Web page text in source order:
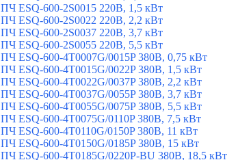
ПЧ ESQ-600-2S0015 220В, 1,5 кВт
ПЧ ESQ-600-2S0022 220В, 2,2 кВт
ПЧ ESQ-600-2S0037 220В, 3,7 кВт
ПЧ ESQ-600-2S0055 220В, 5,5 кВт
ПЧ ESQ-600-4T0007G/0015P 380В, 0,75 кВт
ПЧ ESQ-600-4T0015G/0022P 380В, 1,5 кВт
ПЧ ESQ-600-4T0022G/0037P 380В, 2,2 кВт
ПЧ ESQ-600-4T0037G/0055P 380В, 3,7 кВт
ПЧ ESQ-600-4T0055G/0075P 380В, 5,5 кВт
ПЧ ESQ-600-4T0075G/0110P 380В, 7,5 кВт
ПЧ ESQ-600-4T0110G/0150P 380В, 11 кВт
ПЧ ESQ-600-4T0150G/0185P 380В, 15 кВт
ПЧ ESQ-600-4T0185G/0220P-BU 380В, 18,5 кВт